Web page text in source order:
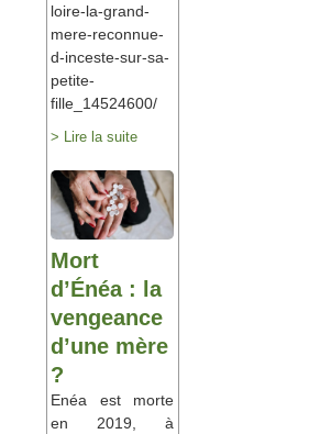
loire-la-grand-
mere-reconnue-
d-inceste-sur-sa-
petite-
fille_14524600/
> Lire la suite
Mort
d’Énéa : la
vengeance
d’une mère
?
Enéa est morte
en 2019, à